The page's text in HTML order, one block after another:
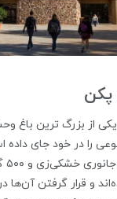
از بزرگ ترین باغ
را در خود جای
و قرار گرفتن آن‌ها